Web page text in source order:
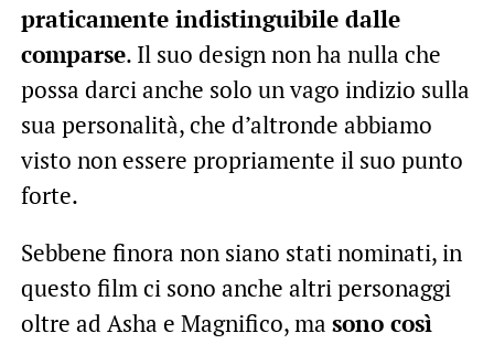
praticamente indistinguibile dalle
comparse. Il suo design non ha nulla che
possa darci anche solo un vago indizio sulla
sua personalità, che d’altronde abbiamo
visto non essere propriamente il suo punto
forte.
Sebbene finora non siano stati nominati, in
questo film ci sono anche altri personaggi
oltre ad Asha e Magnifico, ma sono così